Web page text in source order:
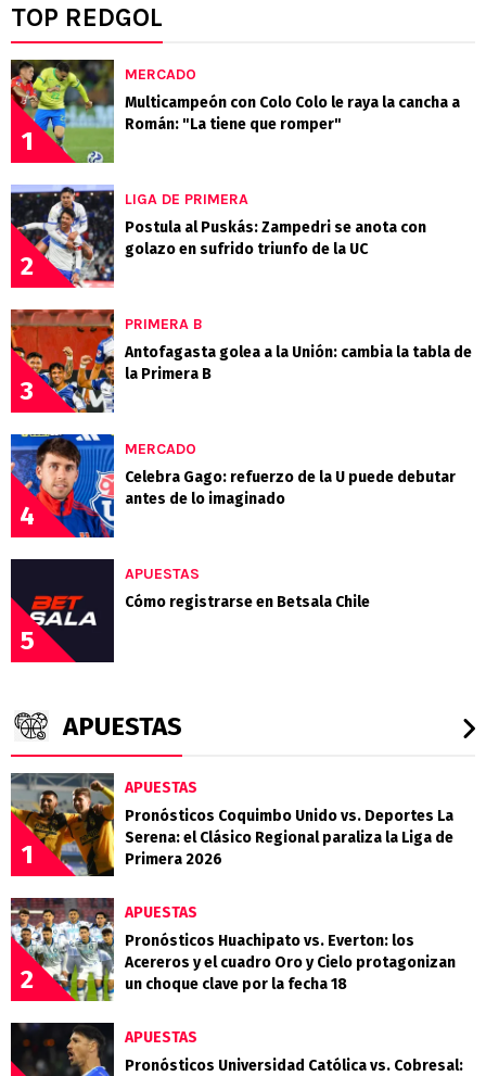
TOP REDGOL
1
MERCADO
Multicampeón con Colo Colo le raya la cancha a
Román: "La tiene que romper"
2
LIGA DE PRIMERA
Postula al Puskás: Zampedri se anota con
golazo en sufrido triunfo de la UC
3
PRIMERA B
Antofagasta golea a la Unión: cambia la tabla de
la Primera B
4
MERCADO
Celebra Gago: refuerzo de la U puede debutar
antes de lo imaginado
5
APUESTAS
Cómo registrarse en Betsala Chile
APUESTAS
1
APUESTAS
Pronósticos Coquimbo Unido vs. Deportes La
Serena: el Clásico Regional paraliza la Liga de
Primera 2026
2
APUESTAS
Pronósticos Huachipato vs. Everton: los
Acereros y el cuadro Oro y Cielo protagonizan
un choque clave por la fecha 18
APUESTAS
Pronósticos Universidad Católica vs. Cobresal: